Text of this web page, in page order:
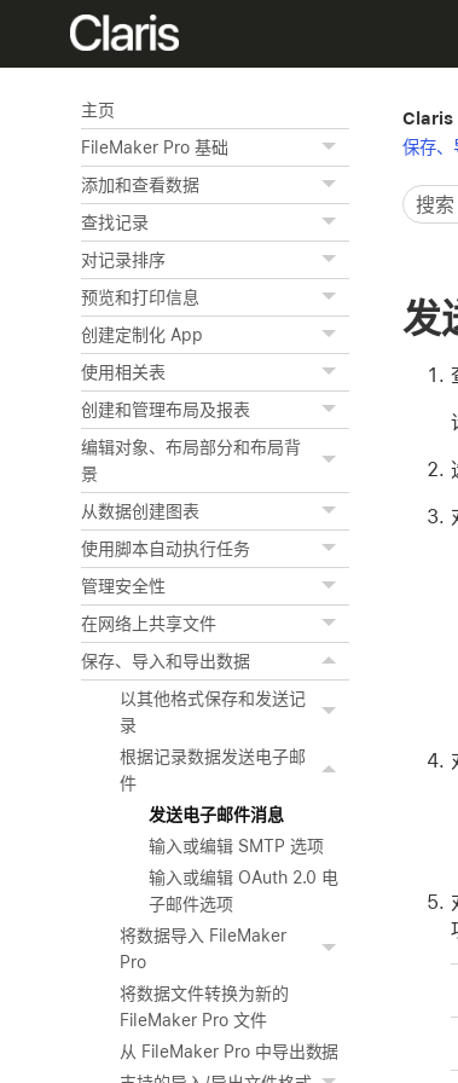
主页
FileMaker Pro 基础
添加和查看数据
查找记录
对记录排序
预览和打印信息
创建定制化 App
使用相关表
创建和管理布局及报表
编辑对象、布局部分和布局背
景
从数据创建图表
使用脚本自动执行任务
管理安全性
在网络上共享文件
保存、导入和导出数据
以其他格式保存和发送记
录
根据记录数据发送电子邮
件
发送电子邮件消息
输入或编辑 SMTP 选项
输入或编辑 OAuth 2.0 电
子邮件选项
将数据导入 FileMaker
Pro
将数据文件转换为新的
FileMaker Pro 文件
从 FileMaker Pro 中导出数据
Claris
保存、
发